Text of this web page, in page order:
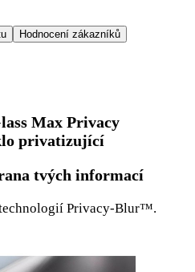
Hodnocení zákazníků
Max Privacy
privatizující
tvých informací
technologií Privacy-Blur™.